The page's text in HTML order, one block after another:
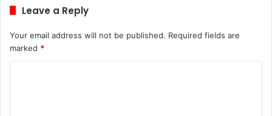
Leave a Reply
Your email address will not be published. Required fields are
marked *